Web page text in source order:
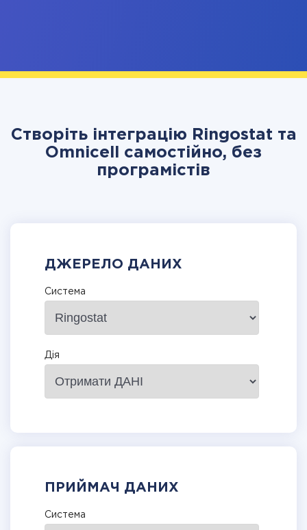
Створіть інтеграцію Ringostat та
Omnicell самостійно, без
програмістів
ДЖЕРЕЛО ДАНИХ
Система
Дія
ПРИЙМАЧ ДАНИХ
Система